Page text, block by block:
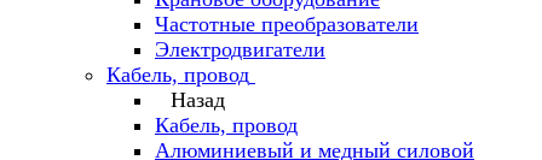
Частотные преобразователи
Электродвигатели
Кабель, провод
Назад
Кабель, провод
Алюминиевый и медный силовой